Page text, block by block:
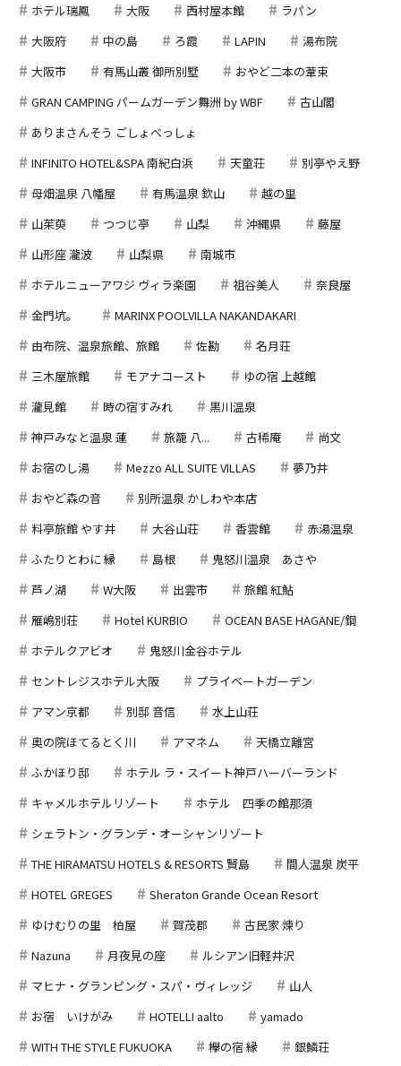
ホテル瑞鳳
大阪 西村屋本館
ラパン
大阪府
中の島 ろ霞 LAPIN
湯布院
大阪市
有馬山叢 御所別墅
おやど二本の葦束
GRAN CAMPING パームガーデン舞洲 by WBF
古山閣
ありまさんそう ごしょべっしょ
INFINITO HOTEL&SPA 南紀白浜
天童荘
別亭やえ野
母畑温泉 八幡屋
有馬温泉 欽山
越の里
山茱萸
つつじ亭 山梨 沖縄県
藤屋
山形座 瀧波
山梨県
南城市
ホテルニューアワジ ヴィラ楽園
祖谷美人
奈良屋
金門坑。
MARINX POOLVILLA NAKANDAKARI
由布院、温泉旅館、旅館
佐勘
名月荘
三木屋旅館
モアナコースト
ゆの宿 上越館
瀧見館
時の宿すみれ
黒川温泉
神戸みなと温泉 蓮
旅籠 八... 古稀庵
尚文
お宿のし湯
Mezzo ALL SUITE VILLAS
夢乃井
おやど森の音
別所温泉 かしわや本店
料亭旅館 やす井
大谷山荘 香雲館
赤湯温泉
ふたりとわに 縁
島根
鬼怒川温泉 あさや
芦ノ湖
W大阪 出雲市
旅館 紅鮎
雁嶋別荘
Hotel KURBIO
OCEAN BASE HAGANE/鋼
ホテルクアビオ
鬼怒川金谷ホテル
セントレジスホテル大阪
プライベートガーデン
アマン京都
別邸 音信
水上山荘
奥の院ほてるとく川
アマネム
天橋立離宮
ふかほり邸
ホテル ラ・スイート神戸ハーバーランド
キャメルホテルリゾート
ホテル 四季の館那須
シェラトン・グランデ・オーシャンリゾート
THE HIRAMATSU HOTELS & RESORTS 賢島
間人温泉 炭平
HOTEL GREGES
Sheraton Grande Ocean Resort
ゆけむりの里 柏屋
賀茂郡
古民家 煉り
Nazuna
月夜見の座
ルシアン旧軽井沢
マヒナ・グランピング・スパ・ヴィレッジ
山人
お宿 いけがみ
HOTELLI aalto
yamado
WITH THE STYLE FUKUOKA
欅の宿 縁
銀鱗荘